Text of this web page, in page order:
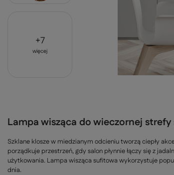
+7
więcej
Lampa wisząca do wieczornej
Szklane klosze w miedzianym odcieniu tworzą ciepły
porządkuje przestrzeń, gdy salon płynnie łączy się z
użytkowania. Lampa wisząca sufitowa wykorzystuje
dnia.